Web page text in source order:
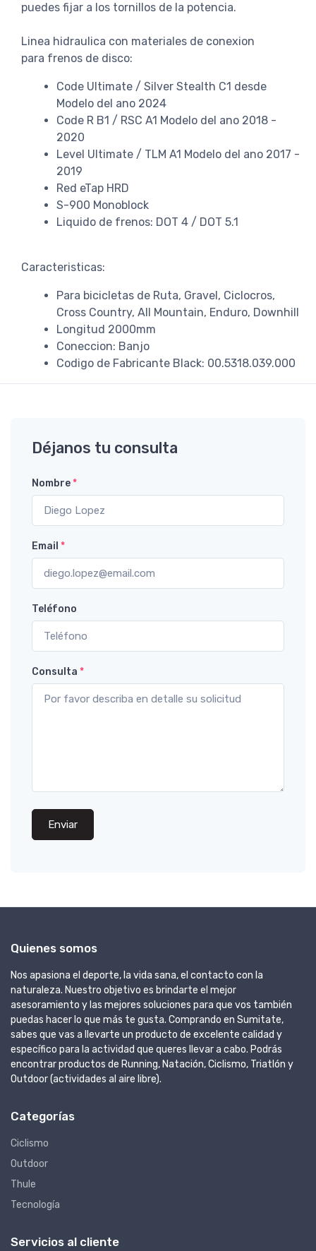
puedes fijar a los tornillos de la potencia.
Linea hidraulica con materiales de conexion
para frenos de disco:
Code Ultimate / Silver Stealth C1 desde
Modelo del ano 2024
Code R B1 / RSC A1 Modelo del ano 2018 -
2020
Level Ultimate / TLM A1 Modelo del ano 2017 -
2019
Red eTap HRD
S-900 Monoblock
Liquido de frenos: DOT 4 / DOT 5.1
Caracteristicas:
Para bicicletas de Ruta, Gravel, Ciclocros,
Cross Country, All Mountain, Enduro, Downhill
Longitud 2000mm
Coneccion: Banjo
Codigo de Fabricante Black: 00.5318.039.000
Déjanos tu consulta
Nombre*
Email *
Teléfono
Consulta *
Enviar
Quienes somos
Nos apasiona el deporte, la vida sana, el contacto con la
naturaleza. Nuestro objetivo es brindarte el mejor
asesoramiento y las mejores soluciones para que vos también
puedas hacer lo que más te gusta. Comprando en Sumitate,
sabes que vas a llevarte un producto de excelente calidad y
específico para la actividad que queres llevar a cabo. Podrás
encontrar productos de Running, Natación, Ciclismo, Triatlón y
Outdoor (actividades al aire libre).
Categorías
Ciclismo
Outdoor
Thule
Tecnología
Servicios al cliente